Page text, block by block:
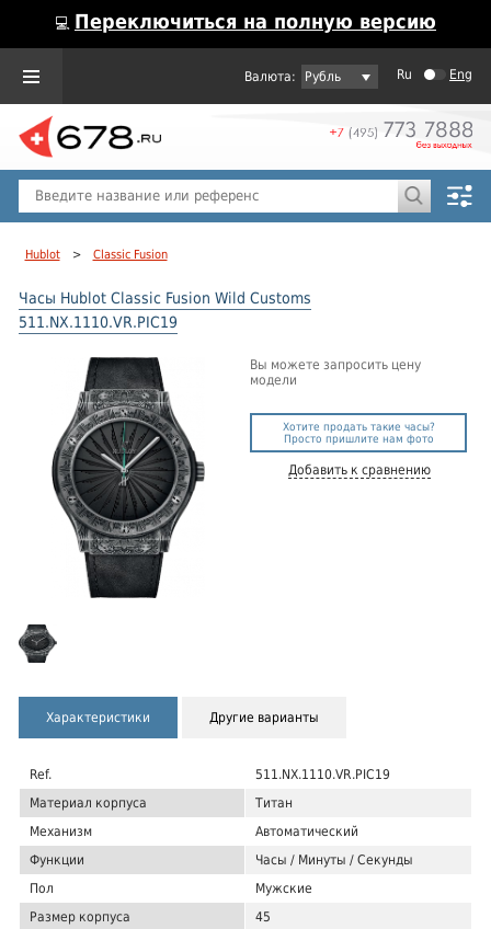
💻 Переключиться на полную версию
Рубль Ru Eng
Hublot > Classic Fusion
Часы Hublot Classic Fusion Wild Customs
511.NX.1110.VR.PIC19
Вы можете запросить цену
модели
Хотите продать такие часы?
Просто пришлите нам фото
Добавить к сравнению
Характеристики Другие варианты
Ref.
511.NX.1110.VR.PIC19
Материал корпуса
Титан
Механизм
Автоматический
Функции
Часы / Минуты / Секунды
Пол
Мужские
Размер корпуса
45